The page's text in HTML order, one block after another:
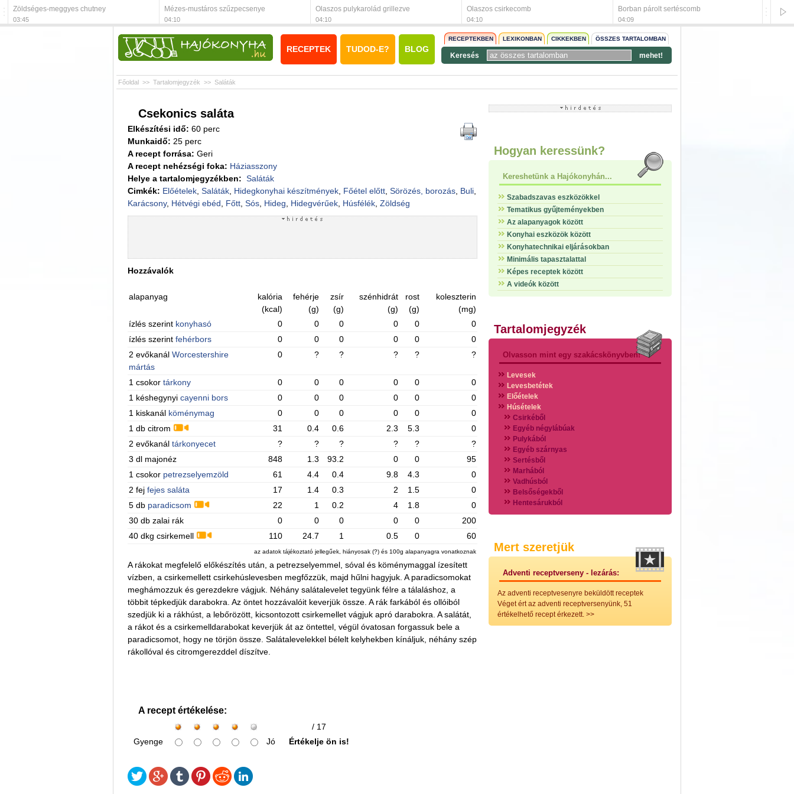
Zöldséges-meggyes chutney
03:45
Mézes-mustáros szűzpecsenye
04:10
Olaszos pulykarolád grillezve
04:10
Olaszos csirkecomb
04:10
Borban párolt sertéscomb
04:09
RECEPTEK TUDOD-E? BLOG
RECEPTEKBEN LEXIKONBAN CIKKEKBEN ÖSSZES TARTALOMBAN
Keresés mehet!
Főoldal >> Tartalomjegyzék >> Saláták
Csekonics saláta
Elkészítési idő: 60 perc
Munkaidő: 25 perc
A recept forrása: Geri
A recept nehézségi foka: Háziasszony
Helye a tartalomjegyzékben: Saláták
Cimkék: Előételek, Saláták, Hidegkonyhai készítmények, Főétel előtt, Sörözés, borozás, Buli,
Karácsony, Hétvégi ebéd Főtt, Sós, Hideg Hidegvérűek, Húsfélék, Zöldség
Hozzávalók
alapanyag
kalória
(kcal)
fehérje
(g)
zsír
(g)
szénhidrát
(g)
rost
(g)
koleszterin
(mg)
ízlés szerint konyhasó 0 0 0 0 0
0
ízlés szerint fehérbors 0 0 0 0 0
0
2 evőkanál Worcestershire
mártás
0 ? ? ? ? ?
1 csokor tárkony 0 0 0 0 0
0
1 késhegynyi cayenni bors 0 0 0 0 0
0
1 kiskanál köménymag 0 0 0 0 0
0
1 db citrom
31 0.4 0.6 2.3 5.3
0
2 evőkanál tárkonyecet ? ? ? ? ?
?
3 dl majonéz
848 1.3 93.2 0 0
95
1 csokor petrezselyemzöld 61 4.4 0.4 9.8 4.3
0
2 fej fejes saláta 17 1.4 0.3 2 1.5
0
5 db paradicsom 22 1 0.2 4 1.8
0
30 db zalai rák
0 0 0 0 0
200
40 dkg csirkemell
110 24.7 1 0.5 0 60
az adatok tájékoztató jellegűek, hiányosak (?) és 100g alapanyagra vonatkoznak
A rákokat megfelelő előkészítés után, a petrezselyemmel, sóval és köménymaggal ízesített
vízben, a csirkemellett csirkehúslevesben megfőzzük, majd hűlni hagyjuk. A paradicsomokat
meghámozzuk és gerezdekre vágjuk. Néhány salátalevelet tegyünk félre a tálaláshoz, a
többit tépkedjük darabokra. Az öntet hozzávalóit keverjük össze. A rák farkából és ollóiból
szedjük ki a rákhúst, a lebőrözött, kicsontozott csirkemellet vágjuk apró darabokra. A salátát,
a rákot és a csirkemelldarabokat keverjük át az öntettel, végül óvatosan forgassuk bele a
paradicsomot, hogy ne törjön össze. Salátalevelekkel bélelt kelyhekben kínáljuk, néhány szép
rákollóval és citromgerezddel díszítve.
A recept értékelése:
/ 17
Gyenge
Jó Értékelje ön is!
Hogyan keressünk?
Kereshetünk a Hajókonyhán...
Szabadszavas eszközökkel
Tematikus gyűjteményekben
Az alapanyagok között
Konyhai eszközök között
Konyhatechnikai eljárásokban
Minimális tapasztalattal
Képes receptek között
A videók között
Tartalomjegyzék
Olvasson mint egy szakácskönyvben!
Levesek
Levesbetétek
Előételek
Húsételek
Csirkéből
Egyéb négylábúak
Pulykából
Egyéb szárnyas
Sertésből
Marhából
Vadhúsból
Belsőségekből
Hentesárukból
Vadszárnyasokból
Halak
Hidegvérűek
Klasszikus főzelékek
Zöldséges ételek
Saláták
Hidegkonyhai készítmények
Mert szeretjük
Adventi receptverseny - lezárás:
Az adventi receptvesenyre beküldött receptek
Véget ért az adventi receptversenyünk, 51
értékelhető recept érkezett.>>